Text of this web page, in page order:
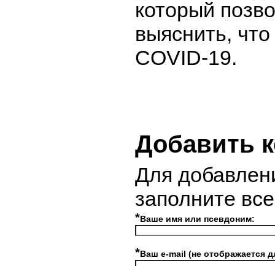
который
выяснить,
COVID-19.
Добавить
Для
заполните
*Ваше имя или псевдоним:
*Ваш e-mail (не отображается